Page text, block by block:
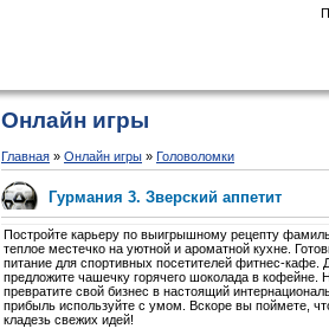
Онлайн игры
Главная » Онлайн игры » Головоломки
Гурмания 3. Зверский аппетит
Постройте карьеру по выигрышному рецепту
теплое местечко на уютной и ароматной кухне.
питание для спортивных посетителей фитнес-кафе.
предложите чашечку горячего шоколада в кофейне.
превратите свой бизнес в настоящий
прибыль используйте с умом. Вскоре вы поймете,
кладезь свежих идей!